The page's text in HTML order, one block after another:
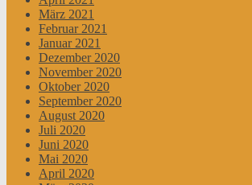
März 2021
Februar 2021
Januar 2021
Dezember 2020
November 2020
Oktober 2020
September 2020
August 2020
Juli 2020
Juni 2020
Mai 2020
April 2020